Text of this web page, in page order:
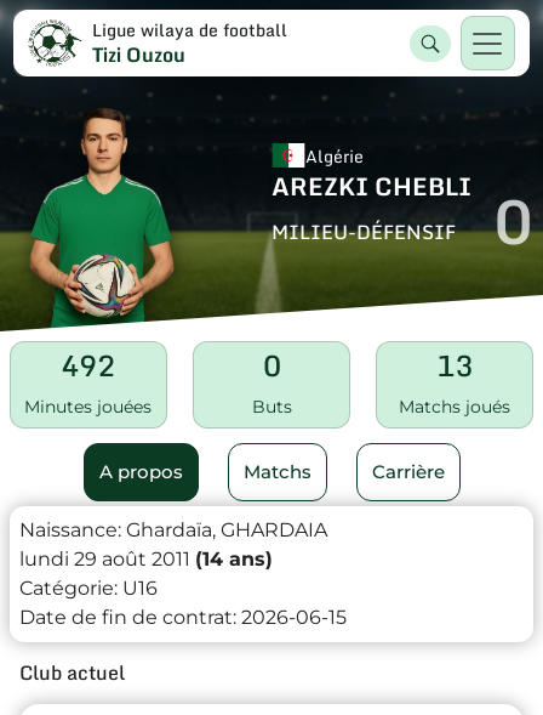
Ligue wilaya de football
Tizi Ouzou
Algérie
AREZKI CHEBLI
MILIEU-DÉFENSIF 0
492
Minutes jouées
0
Buts
13
Matchs joués
A propos Matchs Carrière
Naissance: Ghardaïa, GHARDAIA
lundi 29 août 2011 (14 ans)
Catégorie: U16
Date de fin de contrat: 2026-06-15
Club actuel